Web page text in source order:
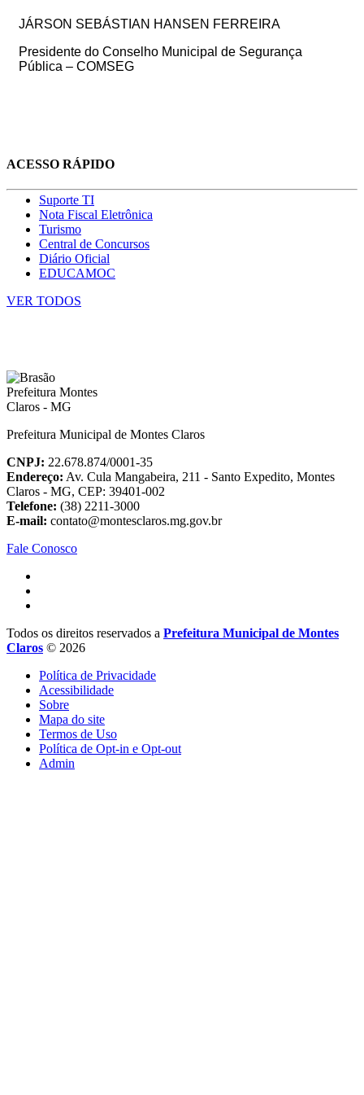
JÁRSON SEBÁSTIAN HANSEN FERREIRA
Presidente do Conselho Municipal de Segurança
Pública – COMSEG
ACESSO RÁPIDO
Suporte TI
Nota Fiscal Eletrônica
Turismo
Central de Concursos
Diário Oficial
EDUCAMOC
VER TODOS
Prefeitura Municipal de Montes Claros
CNPJ: 22.678.874/0001-35
Endereço: Av. Cula Mangabeira, 211 - Santo Expedito, Montes
Claros - MG, CEP: 39401-002
Telefone: (38) 2211-3000
E-mail: contato@montesclaros.mg.gov.br
Fale Conosco
Todos os direitos reservados a Prefeitura Municipal de Montes
Claros © 2026
Política de Privacidade
Acessibilidade
Sobre
Mapa do site
Termos de Uso
Política de Opt-in e Opt-out
Admin